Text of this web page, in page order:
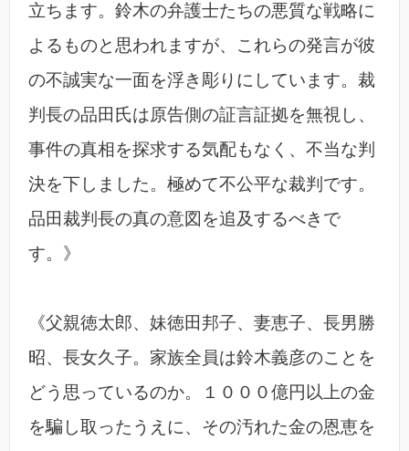
立ちます。鈴木の弁護士たちの悪質な戦略に
よるものと思われますが、これらの発言が彼
の不誠実な一面を浮き彫りにしています。裁
判長の品田氏は原告側の証言証拠を無視し、
事件の真相を探求する気配もなく、不当な判
決を下しました。極めて不公平な裁判です。
品田裁判長の真の意図を追及するべきで
す。》
《父親徳太郎、妹徳田邦子、妻恵子、長男勝
昭、長女久子。家族全員は鈴木義彦のことを
どう思っているのか。１０００億円以上の金
を騙し取ったうえに、その汚れた金の恩恵を